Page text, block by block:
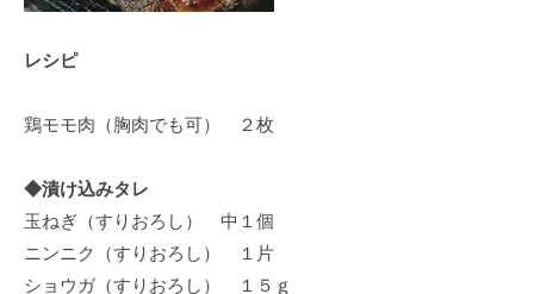
レシピ
鶏モモ肉（胸肉でも可） ２枚
◆漬け込みタレ
玉ねぎ（すりおろし） 中１個
ニンニク（すりおろし） １片
ショウガ（すりおろし） １５ｇ